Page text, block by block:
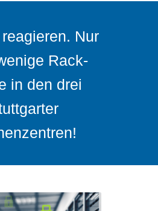
Nur
Rack-
in den drei